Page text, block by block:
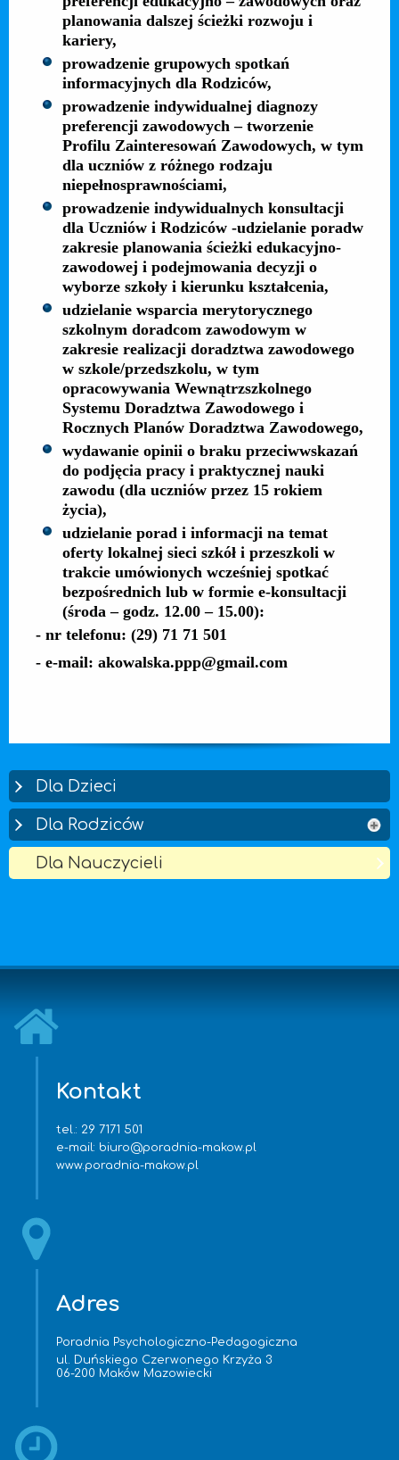
Dla Dzieci
Dla Rodziców
Dla Nauczycieli
planowania dalszej ścieżki rozwoju i
kariery,
prowadzenie grupowych spotkań
informacyjnych dla Rodziców,
prowadzenie indywidualnej diagnozy
preferencji zawodowych – tworzenie
Profilu Zainteresowań Zawodowych, w tym
dla uczniów z różnego rodzaju
niepełnosprawnościami,
prowadzenie indywidualnych konsultacji
dla Uczniów i Rodziców -udzielanie poradw
zakresie planowania ścieżki edukacyjno-
zawodowej i podejmowania decyzji o
wyborze szkoły i kierunku kształcenia,
udzielanie wsparcia merytorycznego
szkolnym doradcom zawodowym w
zakresie realizacji doradztwa zawodowego
w szkole/przedszkolu, w tym
opracowywania Wewnątrzszkolnego
Systemu Doradztwa Zawodowego i
Rocznych Planów Doradztwa Zawodowego,
wydawanie opinii o braku przeciwwskazań
do podjęcia pracy i praktycznej nauki
zawodu (dla uczniów przez 15 rokiem
życia),
udzielanie porad i informacji na temat
oferty lokalnej sieci szkół i przeszkoli w
trakcie umówionych wcześniej spotkać
bezpośrednich lub w formie e-konsultacji
(środa – godz. 12.00 – 15.00):
- nr telefonu: (29) 71 71 501
- e-mail: akowalska.ppp@gmail.com
Kontakt
tel.: 29 7171 501
e-mail: biuro@poradnia-makow.pl
www.poradnia-makow.pl
Adres
Poradnia Psychologiczno-Pedagogiczna
ul. Duńskiego Czerwonego Krzyża 3
06-200 Maków Mazowiecki